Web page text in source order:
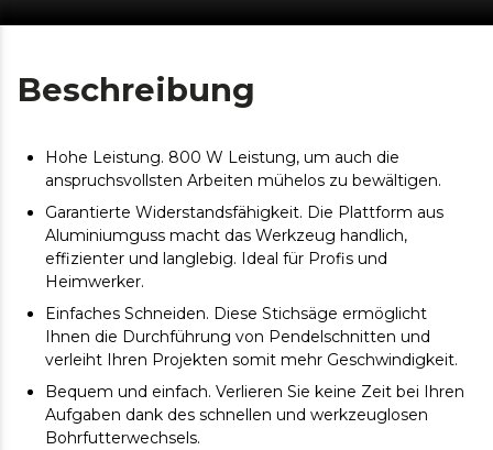
Beschreibung
Hohe Leistung. 800 W Leistung, um auch die
anspruchsvollsten Arbeiten mühelos zu bewältigen.
Garantierte Widerstandsfähigkeit. Die Plattform aus
Aluminiumguss macht das Werkzeug handlich,
effizienter und langlebig. Ideal für Profis und
Heimwerker.
Einfaches Schneiden. Diese Stichsäge ermöglicht
Ihnen die Durchführung von Pendelschnitten und
verleiht Ihren Projekten somit mehr Geschwindigkeit.
Bequem und einfach. Verlieren Sie keine Zeit bei Ihren
Aufgaben dank des schnellen und werkzeuglosen
Bohrfutterwechsels.